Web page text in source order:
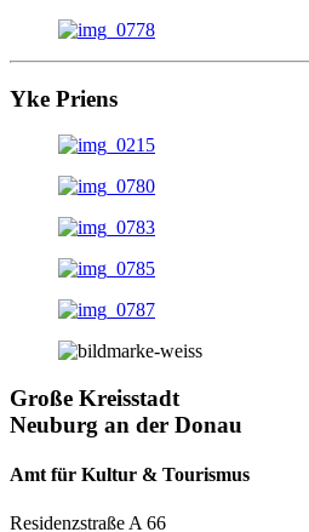
Yke Priens
Große Kreisstadt
Neuburg an der Donau
Amt für Kultur & Tourismus
Residenzstraße A 66